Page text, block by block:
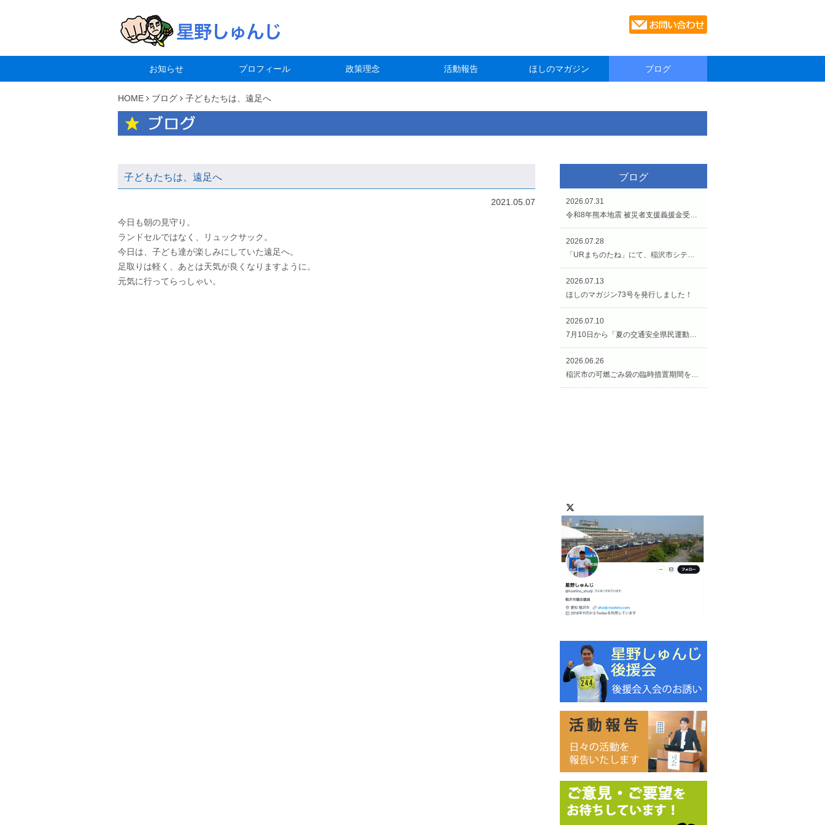
お知らせ プロフィール 政策理念 活動報告 ほしのマガジン ブログ
HOME ブログ 子どもたちは、遠足へ
子どもたちは、遠足へ
2021.05.07
今日も朝の見守り。
ランドセルではなく、リュックサック。
今日は、子ども達が楽しみにしていた遠足へ。
足取りは軽く、あとは天気が良くなりますように。
元気に行ってらっしゃい。
ブログ
2026.07.31
令和8年熊本地震 被災者支援義援金受付のお知らせです。
2026.07.28
「URまちのたね」にて、稲沢市シティプロモーションイベントが開催されています（7/27〜8/2）
2026.07.13
ほしのマガジン73号を発行しました！
2026.07.10
7月10日から「夏の交通安全県民運動（交通安全週間）」がスタートです！
2026.06.26
稲沢市の可燃ごみ袋の臨時措置期間を延長します！